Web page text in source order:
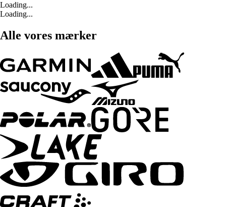
Loading...
Loading...
Alle vores mærker